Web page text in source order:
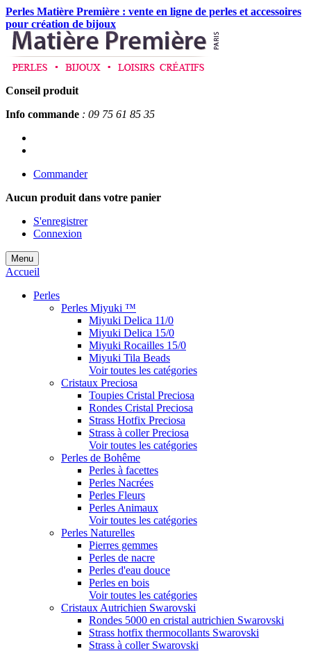
Perles Matière Première : vente en ligne de perles et accessoires
pour création de bijoux
Conseil produit
Info commande : 09 75 61 85 35
Commander
Aucun produit dans votre panier
S'enregistrer
Connexion
Menu
Accueil
Perles
Perles Miyuki ™
Miyuki Delica 11/0
Miyuki Delica 15/0
Miyuki Rocailles 15/0
Miyuki Tila Beads
Voir toutes les catégories
Cristaux Preciosa
Toupies Cristal Preciosa
Rondes Cristal Preciosa
Strass Hotfix Preciosa
Strass à coller Preciosa
Voir toutes les catégories
Perles de Bohême
Perles à facettes
Perles Nacrées
Perles Fleurs
Perles Animaux
Voir toutes les catégories
Perles Naturelles
Pierres gemmes
Perles de nacre
Perles d'eau douce
Perles en bois
Voir toutes les catégories
Cristaux Autrichien Swarovski
Rondes 5000 en cristal autrichien Swarovski
Strass hotfix thermocollants Swarovski
Strass à coller Swarovski